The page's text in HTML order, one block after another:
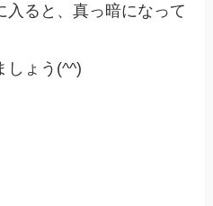
入ると、真っ暗になって
しょう(^^)